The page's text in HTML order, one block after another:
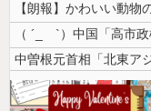
中曽根元首相「北東ア